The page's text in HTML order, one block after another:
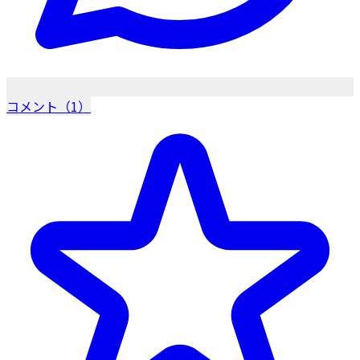
コメント（1）